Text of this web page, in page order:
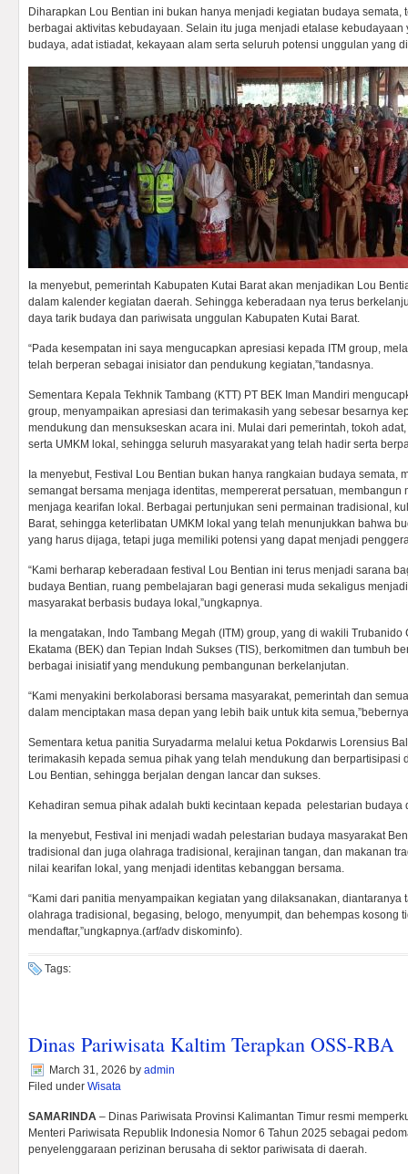
Diharapkan Lou Bentian ini bukan hanya menjadi kegiatan budaya semata,
berbagai aktivitas kebudayaan. Selain itu juga menjadi etalase
budaya, adat istiadat, kekayaan alam serta seluruh potensi unggulan yang
Ia menyebut, pemerintah Kabupaten Kutai Barat akan menjadikan Lou
dalam kalender kegiatan daerah. Sehingga keberadaan nya terus
daya tarik budaya dan pariwisata unggulan Kabupaten Kutai Barat.
“Pada kesempatan ini saya mengucapkan apresiasi kepada ITM group,
telah berperan sebagai inisiator dan pendukung kegiatan,”tandasnya.
Sementara Kepala Tekhnik Tambang (KTT) PT BEK Iman Mandiri
group, menyampaikan apresiasi dan terimakasih yang sebesar besarnya
mendukung dan mensukseskan acara ini. Mulai dari pemerintah, tokoh
serta UMKM lokal, sehingga seluruh masyarakat yang telah hadir serta
Ia menyebut, Festival Lou Bentian bukan hanya rangkaian budaya semata,
semangat bersama menjaga identitas, mempererat persatuan, membangun
menjaga kearifan lokal. Berbagai pertunjukan seni permainan tradisional,
Barat, sehingga keterlibatan UMKM lokal yang telah menunjukkan bahwa
yang harus dijaga, tetapi juga memiliki potensi yang dapat menjadi
“Kami berharap keberadaan festival Lou Bentian ini terus menjadi sarana
budaya Bentian, ruang pembelajaran bagi generasi muda sekaligus
masyarakat berbasis budaya lokal,”ungkapnya.
Ia mengatakan, Indo Tambang Megah (ITM) group, yang di wakili
Ekatama (BEK) dan Tepian Indah Sukses (TIS), berkomitmen dan tumbuh
berbagai inisiatif yang mendukung pembangunan berkelanjutan.
“Kami menyakini berkolaborasi bersama masyarakat, pemerintah dan
dalam menciptakan masa depan yang lebih baik untuk kita
Sementara ketua panitia Suryadarma melalui ketua Pokdarwis Lorensius
terimakasih kepada semua pihak yang telah mendukung dan berpartisipasi
Lou Bentian, sehingga berjalan dengan lancar dan sukses.
Kehadiran semua pihak adalah bukti kecintaan kepada pelestarian budaya
Ia menyebut, Festival ini menjadi wadah pelestarian budaya masyarakat
tradisional dan juga olahraga tradisional, kerajinan tangan, dan makanan
nilai kearifan lokal, yang menjadi identitas kebanggan bersama.
“Kami dari panitia menyampaikan kegiatan yang dilaksanakan, diantaranya
olahraga tradisional, begasing, belogo, menyumpit, dan behempas kosong
mendaftar,”ungkapnya.(arf/adv diskominfo).
Tags:
Dinas Pariwisata Kaltim Terapkan OSS-RBA
March 31, 2026 by admin
Filed under Wisata
SAMARINDA – Dinas Pariwisata Provinsi Kalimantan Timur resmi
Menteri Pariwisata Republik Indonesia Nomor 6 Tahun 2025 sebagai
penyelenggaraan perizinan berusaha di sektor pariwisata di daerah.